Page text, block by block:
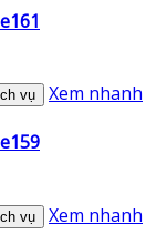
vụ Xem nhanh
vụ Xem nhanh